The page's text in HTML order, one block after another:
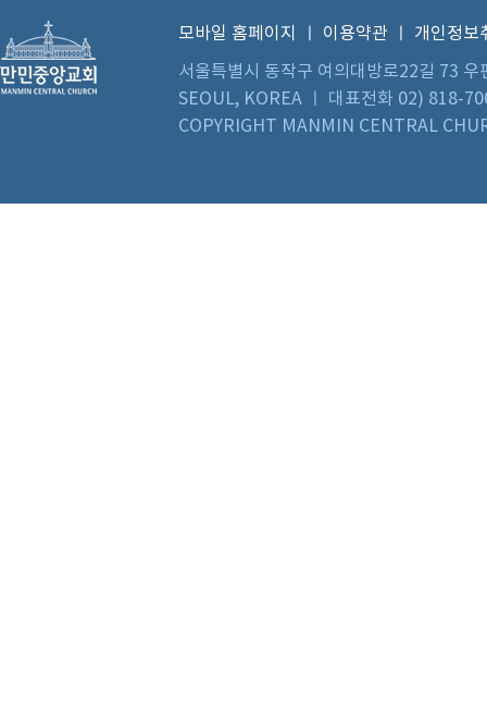
모바일 홈페이지 이용약관
개인정보
서울특별시 동작구 여의대방로22길 73
SEOUL, KOREA ㅣ 대표전화 02) 818-
COPYRIGHT MANMIN CENTRAL